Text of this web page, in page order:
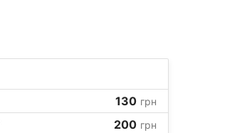
130 грн
200 грн